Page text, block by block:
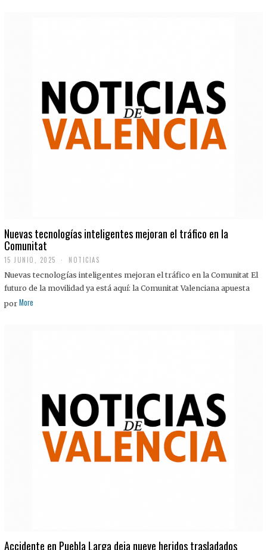
Nuevas tecnologías inteligentes mejoran el tráfico en la
Comunitat
15 JUNIO, 2025 NOTICIAS
Nuevas tecnologías inteligentes mejoran el tráfico en la Comunitat El
futuro de la movilidad ya está aquí: la Comunitat Valenciana apuesta
por More
Accidente en Puebla Larga deja nueve heridos trasladados